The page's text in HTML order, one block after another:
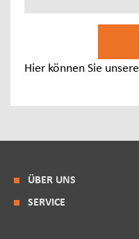
Hier können Sie unsere
ÜBER UNS
SERVICE